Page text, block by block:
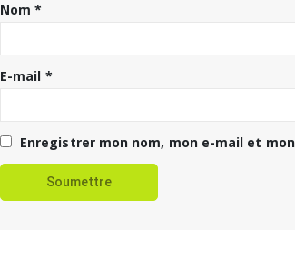
Nom*
E-mail *
Enregistrer mon nom, mon e-mail et